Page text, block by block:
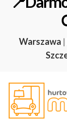
Warszawa |